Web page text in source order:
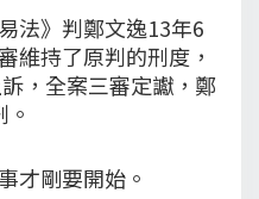
法》判鄭文逸13年6
維持了原判的刑度，
，全案三審定讞，鄭
才剛要開始。